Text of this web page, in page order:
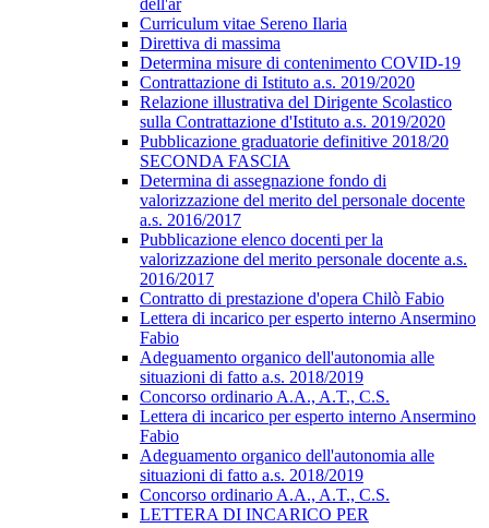
dell'ar
Curriculum vitae Sereno Ilaria
Direttiva di massima
Determina misure di contenimento COVID-19
Contrattazione di Istituto a.s. 2019/2020
Relazione illustrativa del Dirigente Scolastico
sulla Contrattazione d'Istituto a.s. 2019/2020
Pubblicazione graduatorie definitive 2018/20
SECONDA FASCIA
Determina di assegnazione fondo di
valorizzazione del merito del personale docente
a.s. 2016/2017
Pubblicazione elenco docenti per la
valorizzazione del merito personale docente a.s.
2016/2017
Contratto di prestazione d'opera Chilò Fabio
Lettera di incarico per esperto interno Ansermino
Fabio
Adeguamento organico dell'autonomia alle
situazioni di fatto a.s. 2018/2019
Concorso ordinario A.A., A.T., C.S.
Lettera di incarico per esperto interno Ansermino
Fabio
Adeguamento organico dell'autonomia alle
situazioni di fatto a.s. 2018/2019
Concorso ordinario A.A., A.T., C.S.
LETTERA DI INCARICO PER